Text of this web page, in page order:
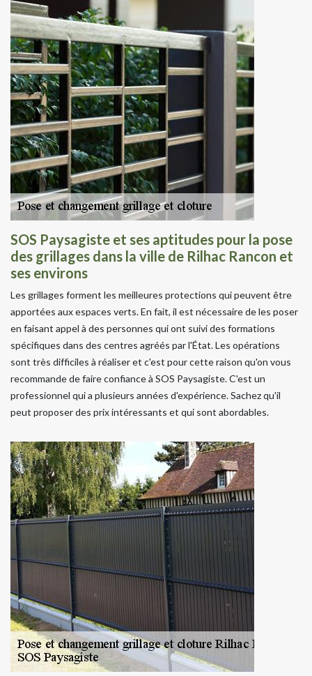
SOS Paysagiste et ses aptitudes pour la pose
des grillages dans la ville de Rilhac Rancon et
ses environs
Les grillages forment les meilleures protections qui peuvent être
apportées aux espaces verts. En fait, il est nécessaire de les poser
en faisant appel à des personnes qui ont suivi des formations
spécifiques dans des centres agréés par l'État. Les opérations
sont très difficiles à réaliser et c'est pour cette raison qu'on vous
recommande de faire confiance à SOS Paysagiste. C'est un
professionnel qui a plusieurs années d'expérience. Sachez qu'il
peut proposer des prix intéressants et qui sont abordables.